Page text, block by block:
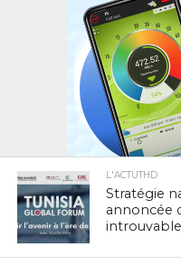
L'ACTUTHD
Stratégie
annoncée